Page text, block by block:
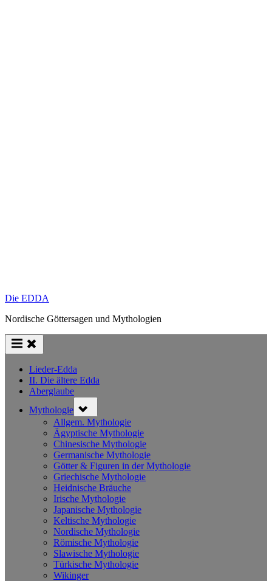
Die EDDA
Nordische Göttersagen und Mythologien
Lieder-Edda
II. Die ältere Edda
Aberglaube
Mythologie sub-
menu
Allgem. Mythologie
Ägyptische Mythologie
Chinesische Mythologie
Germanische Mythologie
Götter & Figuren in der Mythologie
Griechische Mythologie
Heidnische Bräuche
Irische Mythologie
Japanische Mythologie
Keltische Mythologie
Nordische Mythologie
Römische Mythologie
Slawische Mythologie
Türkische Mythologie
Wikinger